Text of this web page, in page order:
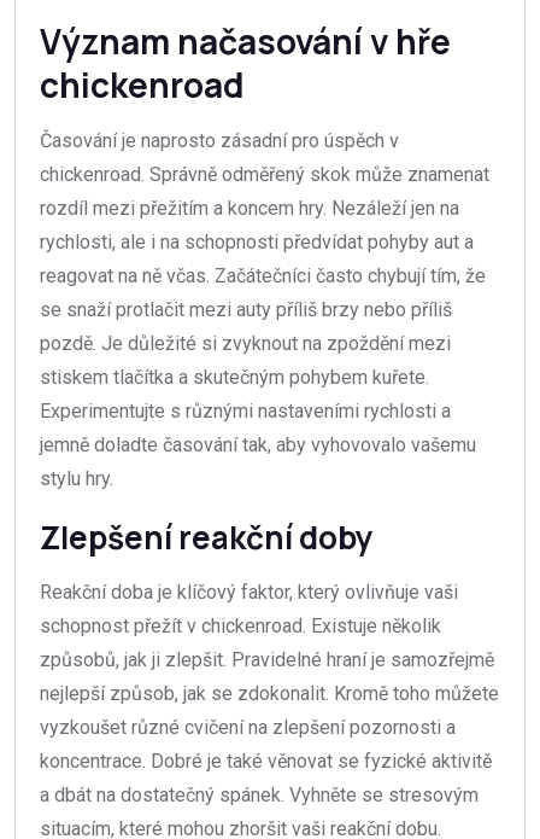
Význam načasování v hře
chickenroad
Časování je naprosto zásadní pro úspěch v
chickenroad. Správně odměřený skok může znamenat
rozdíl mezi přežitím a koncem hry. Nezáleží jen na
rychlosti, ale i na schopnosti předvídat pohyby aut a
reagovat na ně včas. Začátečníci často chybují tím, že
se snaží protlačit mezi auty příliš brzy nebo příliš
pozdě. Je důležité si zvyknout na zpoždění mezi
stiskem tlačítka a skutečným pohybem kuřete.
Experimentujte s různými nastaveními rychlosti a
jemně doladte časování tak, aby vyhovovalo vašemu
stylu hry.
Zlepšení reakční doby
Reakční doba je klíčový faktor, který ovlivňuje vaši
schopnost přežít v chickenroad. Existuje několik
způsobů, jak ji zlepšit. Pravidelné hraní je samozřejmě
nejlepší způsob, jak se zdokonalit. Kromě toho můžete
vyzkoušet různé cvičení na zlepšení pozornosti a
koncentrace. Dobré je také věnovat se fyzické aktivitě
a dbát na dostatečný spánek. Vyhněte se stresovým
situacím, které mohou zhoršit vaši reakční dobu.